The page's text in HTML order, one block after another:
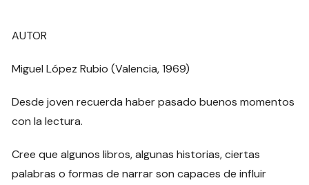
AUTOR
Miguel López Rubio (Valencia, 1969)
Desde joven recuerda haber pasado buenos momentos
con la lectura.
Cree que algunos libros, algunas historias, ciertas
palabras o formas de narrar son capaces de influir